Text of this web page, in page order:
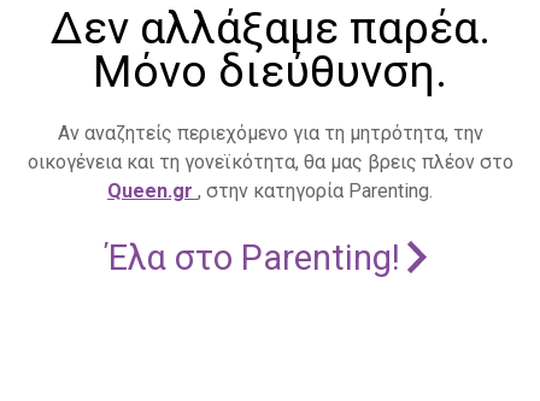
Δεν αλλάξαμε παρέα.
Μόνο διεύθυνση.
Αν αναζητείς περιεχόμενο για τη μητρότητα, την
οικογένεια και τη γονεϊκότητα, θα μας βρεις πλέον στο
Queen.gr , στην κατηγορία Parenting.
Έλα στο Parenting!